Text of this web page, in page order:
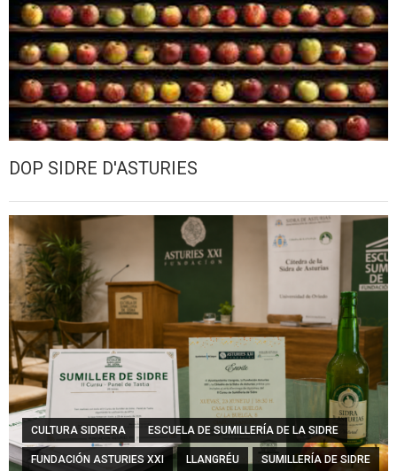
DOP SIDRE D'ASTURIES
CULTURA SIDRERA ESCUELA DE SUMILLERÍA DE LA SIDRE
FUNDACIÓN ASTURIES XXI LLANGRÉU SUMILLERÍA DE SIDRE